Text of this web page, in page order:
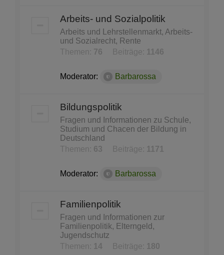
Arbeits- und Sozialpolitik
Arbeits und Lehrstellenmarkt, Arbeits-
und Sozialrecht, Rente
Themen: 76 Beiträge: 1146
Moderator: Barbarossa
Bildungspolitik
Fragen und Informationen zu Schule,
Studium und Chacen der Bildung in
Deutschland
Themen: 63 Beiträge: 1171
Moderator: Barbarossa
Familienpolitik
Fragen und Informationen zur
Familienpolitik, Elterngeld,
Jugendschutz
Themen:
14 Beiträge: 180